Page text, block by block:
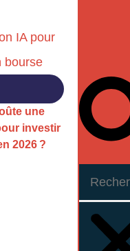
une
investir
2026 ?